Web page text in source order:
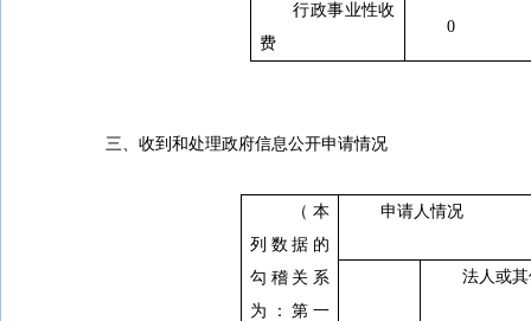
行政事业性收
费
0
三、收到和处理政府信息公开申请情况
（本
列数据的
勾稽关系
为：第一
申请人情况
法人或其